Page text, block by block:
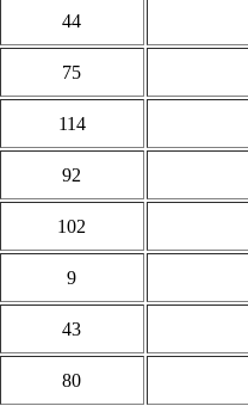
44
75
114
92
102
9
43
80